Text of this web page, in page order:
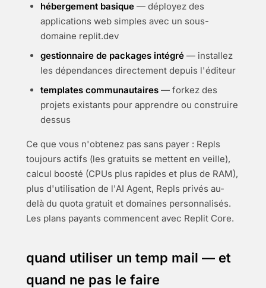
hébergement basique — déployez des
applications web simples avec un sous-
domaine replit.dev
gestionnaire de packages intégré — installez
les dépendances directement depuis l'éditeur
templates communautaires — forkez des
projets existants pour apprendre ou construire
dessus
Ce que vous n'obtenez pas sans payer : Repls
toujours actifs (les gratuits se mettent en veille),
calcul boosté (CPUs plus rapides et plus de RAM),
plus d'utilisation de l'AI Agent, Repls privés au-
delà du quota gratuit et domaines personnalisés.
Les plans payants commencent avec Replit Core.
quand utiliser un temp mail — et
quand ne pas le faire